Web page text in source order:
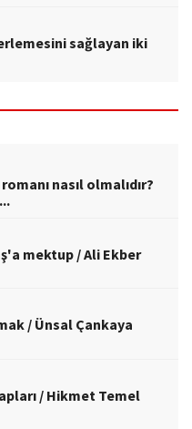
sağlayan iki
nasıl olmalıdır?
mektup / Ali Ekber
/ Ünsal Çankaya
/ Hikmet Temel